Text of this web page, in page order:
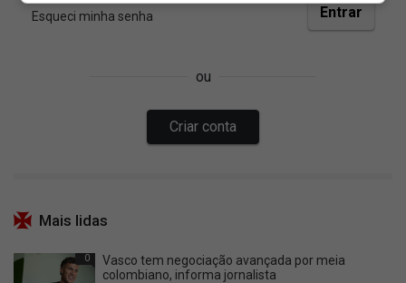
Mais lidas
0
Vasco tem negociação avançada por meia
colombiano, informa jornalista